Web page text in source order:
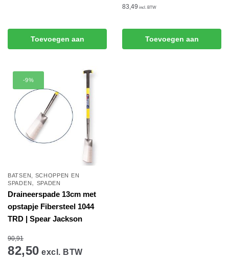
Toevoegen aan
83,49 incl. BTW
Toevoegen aan
-9%
BATSEN, SCHOPPEN EN
SPADEN, SPADEN
Draineerspade 13cm met
opstapje Fibersteel 1044
TRD | Spear Jackson
90,91
82,50 excl. BTW